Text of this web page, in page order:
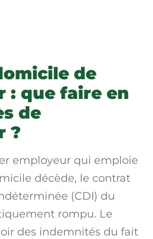
de
: que faire en
de
?
employeur qui emploie
décède, le contrat
(CDI) du
rompu. Le
des indemnités du fait